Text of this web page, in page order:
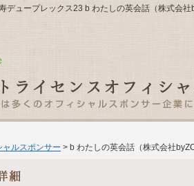
ュープレックス23 b わたしの英会話（株式会社
ルスポンサー > b わたしの英会話（株式会社